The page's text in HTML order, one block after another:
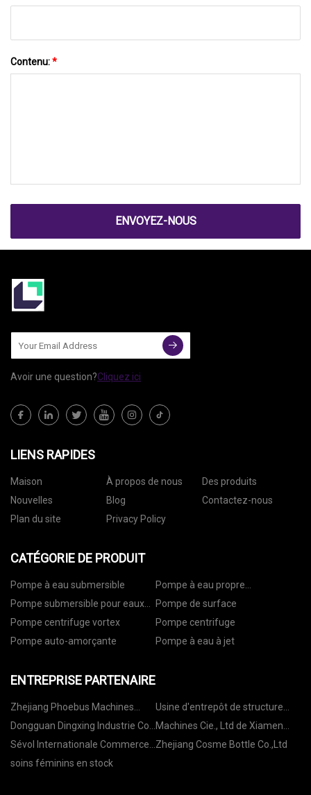
Contenu:*
ENVOYEZ-NOUS
Avoir une question?Cliquez ici
LIENS RAPIDES
Maison À propos de nous
Des produits
Nouvelles
Blog
Contactez-nous
Plan du site
Privacy Policy
CATÉGORIE DE PRODUIT
Pompe à eau submersible
Pompe à eau propre
submersible
Pompe submersible pour eaux
usées
Pompe de surface
Pompe centrifuge vortex
Pompe centrifuge
Pompe auto-amorçante
Pompe à eau à jet
ENTREPRISE PARTENAIRE
Zhejiang Phoebus Machines
Electric Technology Co., Ltd
Usine d'entrepôt de structure
métallique en Chine
Dongguan Dingxing Industrie Co.,
Ltd.
Machines Cie., Ltd de Xiamen
Dazao.
Sévol Internationale Commerce
(Shandong) Cie, Ltd.
Zhejiang Cosme Bottle Co.,Ltd
soins féminins en stock